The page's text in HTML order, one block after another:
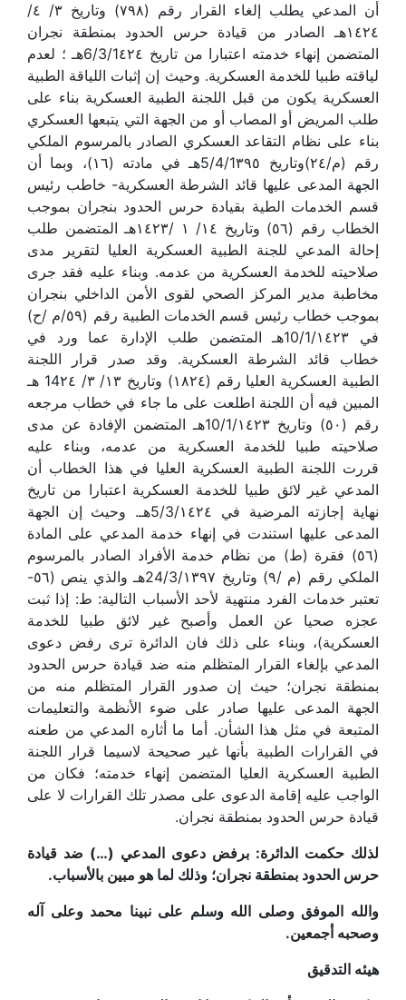
أن المدعي يطلب إلغاء القرار رقم (٧٩٨) وتاريخ ٣/ ٤/
١٤٢٤هـ الصادر من قيادة حرس الحدود بمنطقة نجران
المتضمن إنهاء خدمته اعتبارا من تاريخ 6/3/1٤٢٤هـ ؛ لعدم
لياقته طبيا للخدمة العسكرية. وحيث إن إثبات اللياقة الطبية
العسكرية يكون من قبل اللجنة الطبية العسكرية بناء على
طلب المريض أو المصاب أو من الجهة التي يتبعها العسكري
بناء على نظام التقاعد العسكري الصادر بالمرسوم الملكي
رقم (م/٢٤)وتاريخ 5/4/1٣٩٥هـ في مادته (١٦)، وبما أن
الجهة المدعى عليها قائد الشرطة العسكرية- خاطب رئيس
قسم الخدمات الطية بقيادة حرس الحدود بنجران بموجب
الخطاب رقم (٥٦) وتاريخ ١٤/ ١ /١٤٢٣هـ المتضمن طلب
إحالة المدعي للجنة الطبية العسكرية العليا لتقرير مدى
صلاحيته للخدمة العسكرية من عدمه. وبناء عليه فقد جرى
مخاطبة مدير المركز الصحي لقوى الأمن الداخلي بنجران
بموجب خطاب رئيس قسم الخدمات الطبية رقم (٥٩/م /ح)
في 10/1/١٤٢٣هـ المتضمن طلب الإدارة عما ورد في
خطاب قائد الشرطة العسكرية. وقد صدر قرار اللجنة
الطبية العسكرية العليا رقم (١٨٢٤) وتاريخ ١٣/ ٣/ 14٢٤ هـ
المبين فيه أن اللجنة اطلعت على ما جاء في خطاب مرجعه
رقم (٥٠) وتاريخ 10/1/١٤٢٣هـ المتضمن الإفادة عن مدى
صلاحيته طبيا للخدمة العسكرية من عدمه، وبناء عليه
قررت اللجنة الطبية العسكرية العليا في هذا الخطاب أن
المدعي غير لائق طبيا للخدمة العسكرية اعتبارا من تاريخ
نهاية إجازته المرضية في 5/3/١٤٢٤هـ. وحيث إن الجهة
المدعى عليها استندت في إنهاء خدمة المدعي على المادة
(٥٦) فقرة (ط) من نظام خدمة الأفراد الصادر بالمرسوم
الملكي رقم (م /٩) وتاريخ 24/3/١٣٩٧هـ والذي ينص (٥٦-
تعتبر خدمات الفرد منتهية لأحد الأسباب التالية: ط: إذا ثبت
عجزه صحيا عن العمل وأصبح غير لائق طبيا للخدمة
العسكرية)، وبناء على ذلك فان الدائرة ترى رفض دعوى
المدعي بإلغاء القرار المتظلم منه ضد قيادة حرس الحدود
بمنطقة نجران؛ حيث إن صدور القرار المتظلم منه من
الجهة المدعى عليها صادر على ضوء الأنظمة والتعليمات
المتبعة في مثل هذا الشأن. أما ما أثاره المدعي من طعنه
في القرارات الطبية بأنها غير صحيحة لاسيما قرار اللجنة
الطبية العسكرية العليا المتضمن إنهاء خدمته؛ فكان من
الواجب عليه إقامة الدعوى على مصدر تلك القرارات لا على
قيادة حرس الحدود بمنطقة نجران.
لذلك حكمت الدائرة: برفض دعوى المدعي (…) ضد قيادة
حرس الحدود بمنطقة نجران؛ وذلك لما هو مبين بالأسباب.
والله الموفق وصلى الله وسلم على نبينا محمد وعلى آله
وصحبه أجمعين.
هيئه التدقيق